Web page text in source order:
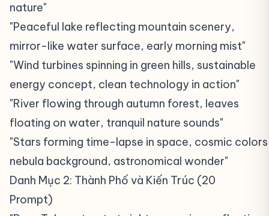
nature"
"Peaceful lake reflecting mountain scenery,
mirror-like water surface, early morning mist"
"Wind turbines spinning in green hills, sustainable
energy concept, clean technology in action"
"River flowing through autumn forest, leaves
floating on water, tranquil nature sounds"
"Stars forming time-lapse in space, cosmic
nebula background, astronomical wonder"
Danh Mục 2: Thành Phố và Kiến Trúc (20
Prompt)